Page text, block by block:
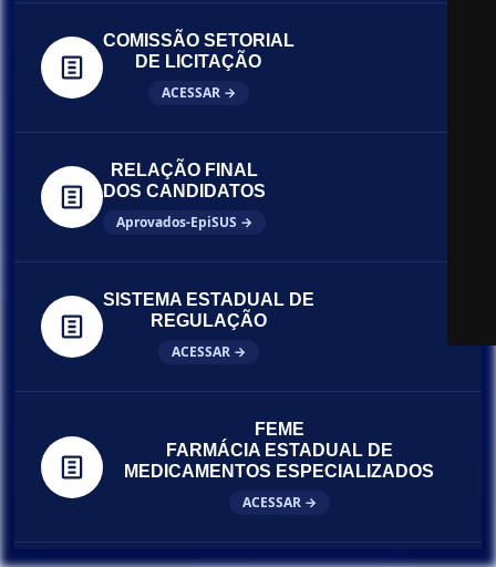
COMISSÃO SETORIAL
DE LICITAÇÃO
ACESSAR →
RELAÇÃO FINAL
DOS CANDIDATOS
Aprovados-EpiSUS →
SISTEMA ESTADUAL DE
REGULAÇÃO
ACESSAR →
FEME
FARMÁCIA ESTADUAL DE
MEDICAMENTOS ESPECIALIZADOS
ACESSAR →